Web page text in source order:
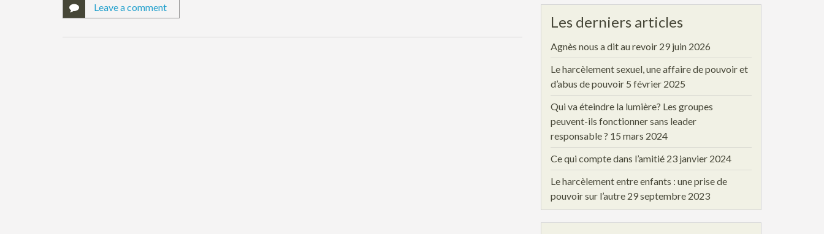
Leave a comment
Les derniers articles
Agnès nous a dit au revoir 29 juin 2026
Le harcèlement sexuel, une affaire de pouvoir et
d’abus de pouvoir 5 février 2025
Qui va éteindre la lumière? Les groupes
peuvent-ils fonctionner sans leader
responsable ? 15 mars 2024
Ce qui compte dans l’amitié 23 janvier 2024
Le harcèlement entre enfants : une prise de
pouvoir sur l’autre 29 septembre 2023